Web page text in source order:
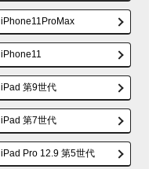
iPhone11ProMax
iPhone11
iPad 第9世代
iPad 第7世代
iPad Pro 12.9 第5世代